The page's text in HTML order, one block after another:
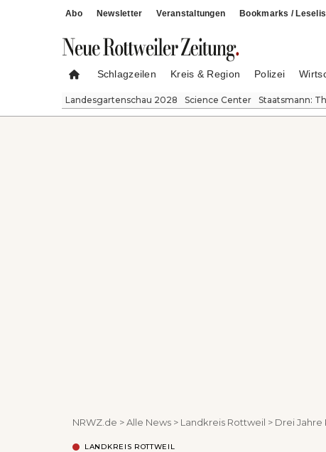
Abo Newsletter Veranstaltungen Bookmarks /
Schlagzeilen Kreis & Region Polizei
Landesgartenschau 2028 Science Center Staatsmann:
NRWZ.de >Alle News > Landkreis Rottweil > Drei Jahre
LANDKREIS ROTTWEIL